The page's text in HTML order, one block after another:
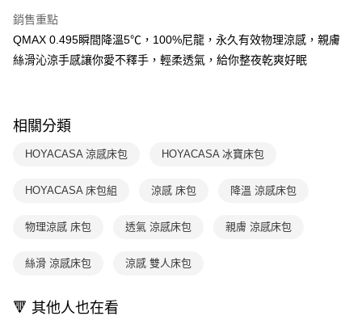
1.分期款項不併入電信帳單，「大哥付你分期」於每月結算日後寄送繳費提
2.透過簡訊連結打開帳單後，可選擇「超商條碼／台灣大直營門市／銀行轉
帳／街口支付／iPASS MONEY」等通路繳費。
用戶於交易時，得透過本服務購買商品或服務，並由商店將買賣／分期付款
買賣價金債權讓與本公司後，依約使用本公司帳單繳交帳款。
2.基於同意付款使用「大哥付你分期」之契約關係目的，商店將以您的個人
資料（包含姓名、電話或地址）提供予台灣大哥大進項蒐集、處理及利用，
3.完整用戶服務條款，請詳閱以下連結：https://oppay.tw/userRule
【「AFTEE先享後付」結帳流程】
１．於結帳方式選擇「AFTEE先享後付」後，將跳轉至「AFTEE先享後付」
結帳頁面，進行簡訊認證並確認金額後，即可完成結帳。
２．訂單成立數日內，您將收到繳費通知簡訊。
購買商品的店家。未經商家同意取消之訂單仍視為有效，需透過AFTEE先享
※ 交易是否成功請以「AFTEE先享後付 」之結帳頁面顯示為準，若有關於
https://netprotections.freshdesk.com/support/home
１．透過由恩沛科技股份有限公司提供之「AFTEE先享後付」服務完成之交
權轉讓予恩沛科技股份有限公司。
２．關於個人資料處理事宜，請瀏覽以下網址：
３．未成年的使用者請事先徵得法定代理人或監護人之同意方可使用
「AFTEE先享後付」，若未經同意申辦者引起之損失，本公司不負相關責
每筆NT$70，滿NT$800(含以上)免運費
銷售重點
QMAX 0.495瞬間降溫5℃，100%尼龍，永久有效物理涼感，親膚
絲滑沁涼手感讓你愛不釋手，輕柔透氣，給你整夜乾爽好眠
相關分類
HOYACASA 涼感床包 HOYACASA 冰寶床包
HOYACASA 床包組 涼感 床包 降溫 涼感床包
物理涼感 床包 透氣 涼感床包 親膚 涼感床包
絲滑 涼感床包 涼感 雙人床包
🔻 其他人也在看